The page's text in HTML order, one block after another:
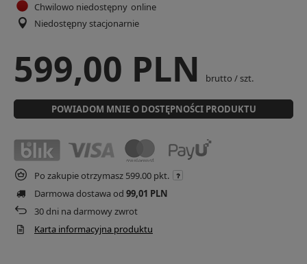
Chwilowo niedostępny online
Niedostępny stacjonarnie
599,00 PLN brutto /szt.
POWIADOM MNIE O DOSTĘPNOŚCI PRODUKTU
Po zakupie otrzymasz 599.00 pkt.
Darmowa dostawa od 99,01 PLN
30dni na darmowy zwrot
Karta informacyjna produktu